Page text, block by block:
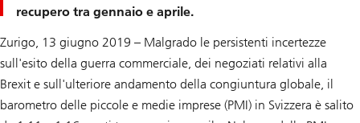
recupero tra gennaio e aprile.
Zurigo, 13 giugno 2019 – Malgrado le persistenti incertezze
sull'esito della guerra commerciale, dei negoziati relativi alla
Brexit e sull'ulteriore andamento della congiuntura globale, il
barometro delle piccole e medie imprese (PMI) in Svizzera è salito